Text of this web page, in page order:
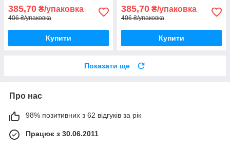
385,70 ₴/упаковка
406 ₴/упаковка
Купити
385,70 ₴/упаковка
406 ₴/упаковка
Купити
Показати ще
Про нас
98% позитивних з 62 відгуків за рік
Працює з 30.06.2011